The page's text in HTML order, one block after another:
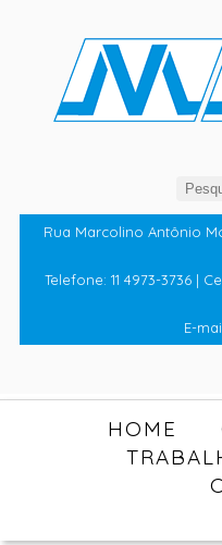
por:
Rua Marcolino Antônio
Telefone: 11 4973-3736 |
E-
HOME